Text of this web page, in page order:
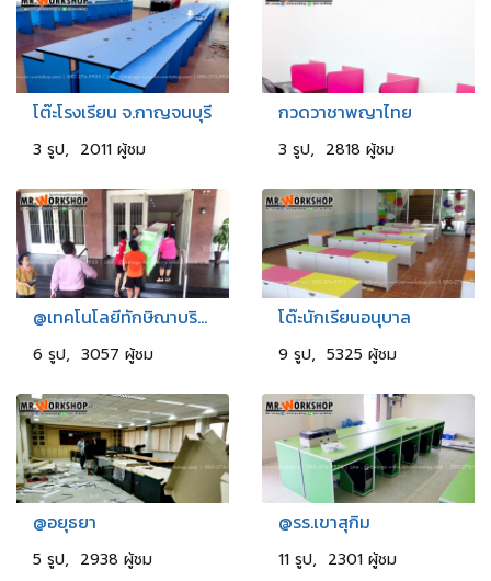
โต๊ะโรงเรียน จ.กาญจนบุรี
3 รูป, 2011 ผู้ชม
กวดวาชาพญาไทย
3 รูป, 2818 ผู้ชม
@เทคโนโลยีทักษิณาบริหารธรุกิจ
6 รูป, 3057 ผู้ชม
โต๊ะนักเรียนอนุบาล
9 รูป, 5325 ผู้ชม
@อยุธยา
5 รูป, 2938 ผู้ชม
@รร.เขาสุกิม
11 รูป, 2301 ผู้ชม